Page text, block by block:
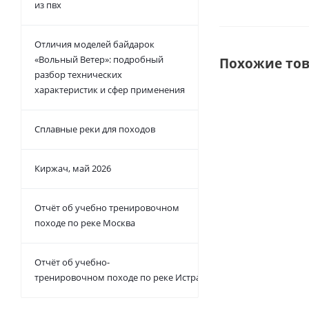
Похожие
из пвх
Отличия моделей байдарок
«Вольный Ветер»: подробный
разбор технических
характеристик и сфер применения
Сплавные реки для походов
Киржач, май 2026
Отчёт об учебно тренировочном
походе по реке Москва
Отчёт об учебно-
тренировочном походе по реке Истра